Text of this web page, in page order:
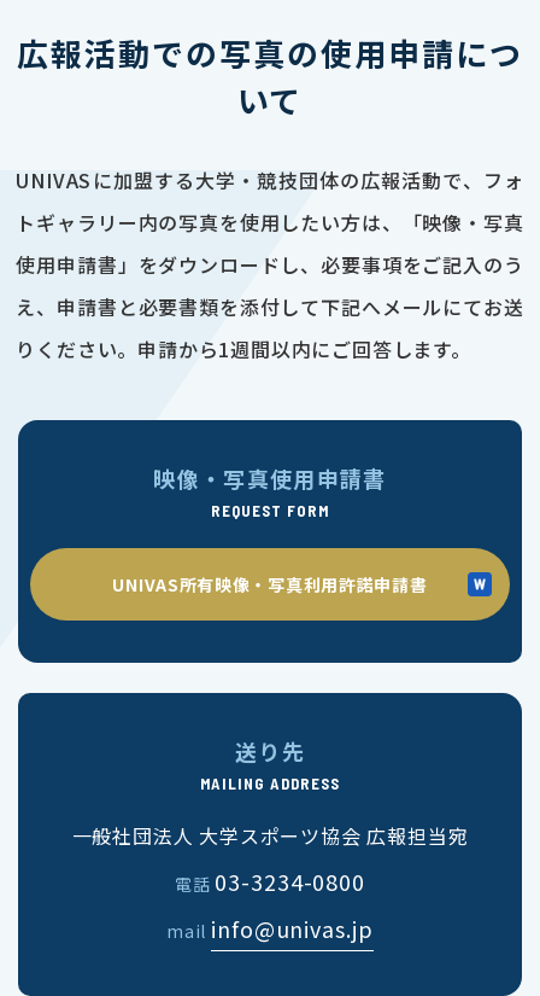
広報活動での写真の使用申請につ
いて
UNIVASに加盟する大学・競技団体の広報活動で、フォ
トギャラリー内の写真を使用したい方は、「映像・写真
使用申請書」をダウンロードし、必要事項をご記入のう
え、申請書と必要書類を添付して下記へメールにてお送
りください。申請から1週間以内にご回答します。
映像・写真使用申請書
REQUEST FORM
UNIVAS所有映像・写真利用許諾申請書
送り先
MAILING ADDRESS
一般社団法人 大学スポーツ協会 広報担当宛
電話 03-3234-0800
mail info@univas.jp